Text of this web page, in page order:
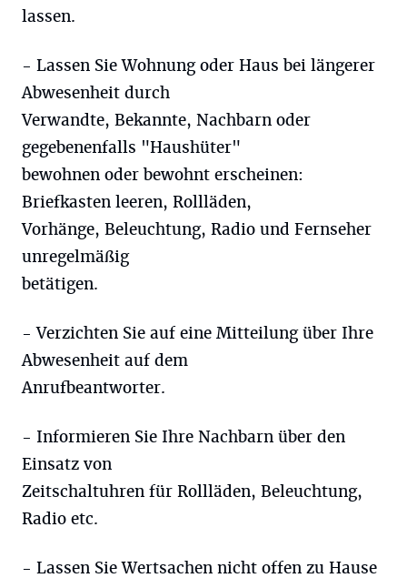
lassen.
- Lassen Sie Wohnung oder Haus bei längerer
Abwesenheit durch
Verwandte, Bekannte, Nachbarn oder
gegebenenfalls "Haushüter"
bewohnen oder bewohnt erscheinen:
Briefkasten leeren, Rollläden,
Vorhänge, Beleuchtung, Radio und Fernseher
unregelmäßig
betätigen.
- Verzichten Sie auf eine Mitteilung über Ihre
Abwesenheit auf dem
Anrufbeantworter.
- Informieren Sie Ihre Nachbarn über den
Einsatz von
Zeitschaltuhren für Rollläden, Beleuchtung,
Radio etc.
- Lassen Sie Wertsachen nicht offen zu Hause